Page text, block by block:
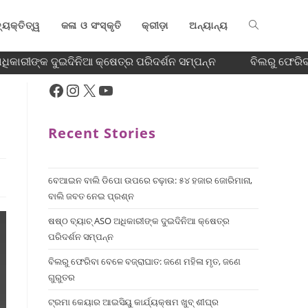
କଳା ଓ ସଂସ୍କୃତି କ୍ରୀଡ଼ା ଅନ୍ୟାନ୍ୟ
ଦୁଇଦିନିଆ କ୍ଷେତ୍ର ପରିଦର୍ଶନ ସମ୍ପନ୍ନ ବିଲରୁ
Recent Stories
ବେଆଇନ ବାଲି ଡିପୋ ଉପରେ ଚଢ଼ାଉ: ୫୪ ହଜାର ଜୋରିମାନା,
ବାଲି ଜବତ ନେଇ ପ୍ରଶ୍ନ
ଷଷ୍ଠ ବ୍ୟାଚ୍‌ ASO ଅଧିକାରୀଙ୍କ ଦୁଇଦିନିଆ କ୍ଷେତ୍ର
ପରିଦର୍ଶନ ସମ୍ପନ୍ନ
ବିଲରୁ ଫେରିବା ବେଳେ ବଜ୍ରାଘାତ: ଜଣେ ମହିଳା ମୃତ, ଜଣେ
ଗୁରୁତର
ଟ୍ରମା କେୟାର ଆଇସିୟୁ କାର୍ଯ୍ୟକ୍ଷମ ଖୁବ୍ ଶୀଘ୍ର